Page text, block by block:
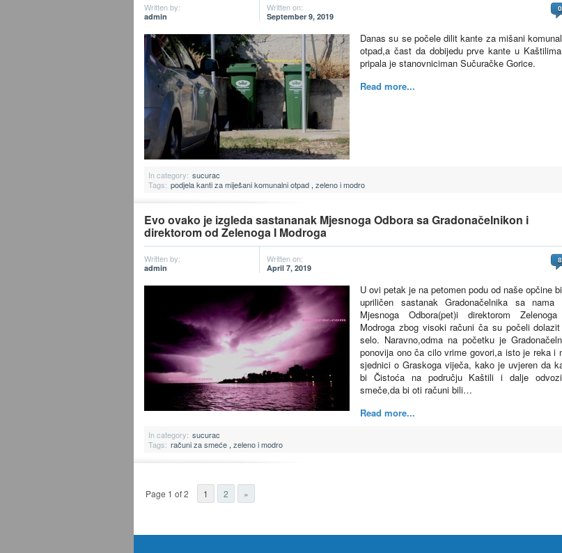
Written by:
admin
Written on:
September 9, 2019
0
Danas su se počele dilit kante za mišani
otpad,a čast da dobijedu prve kante u
pripala je stanovniciman Sučuračke Gorice.
Read more...
In category: sucurac
Tags: podjela kanti za miješani komunalni otpad , zeleno i modro
Evo ovako je izgleda sastananak Mjesnoga Odbora sa Gradonačelnikon i
direktorom od Zelenoga I Modroga
Written by:
admin
Written on:
April 7, 2019
8
U ovi petak je na petomen podu od naše opčine
upriličen sastanak Gradonačelnika sa nama
Mjesnoga Odbora(pet)i direktorom
Modroga zbog visoki računi ča su počeli
selo. Naravno,odma na početku je
ponovija ono ča cilo vrime govori,a isto je reka i
sjednici o Graskoga viječa, kako je uvjeren da
bi Čistoća na području Kaštili i dalje
smeče,da bi oti računi bili…
Read more...
In category: sucurac
Tags: računi za smeće , zeleno i modro
Page 1 of 2 1 2 »